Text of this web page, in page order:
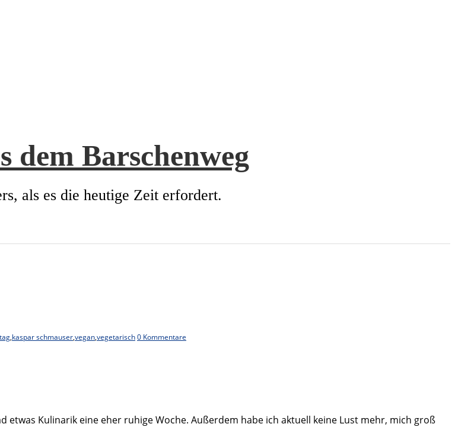
dem Barschenweg
als es die heutige Zeit erfordert.
,kaspar schmauser,vegan,vegetarisch0 Kommentare
Kulinarik eine eher ruhige Woche. Außerdem habe ich aktuell keine Lust mehr, mich groß